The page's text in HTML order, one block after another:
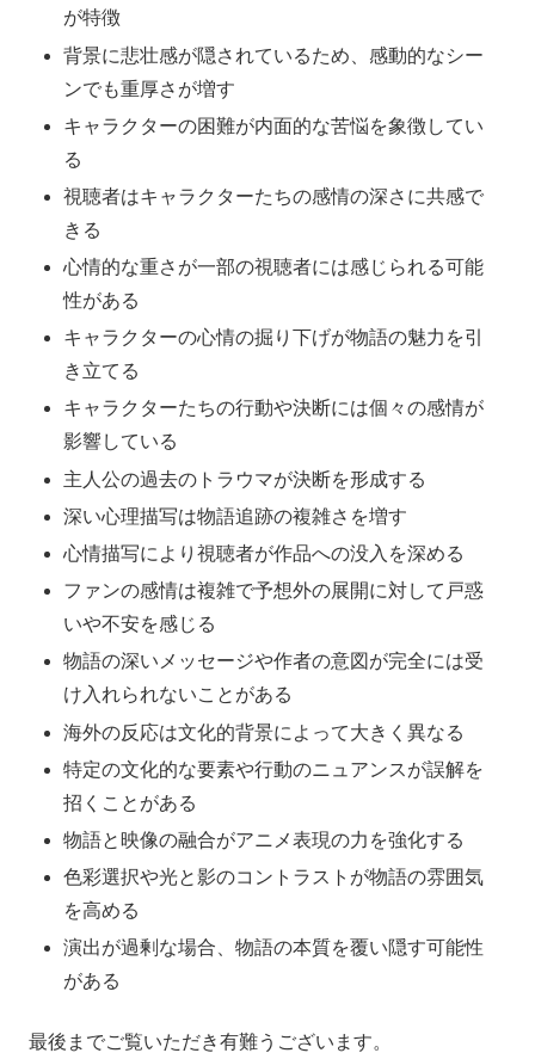
が特徴
背景に悲壮感が隠されているため、感動的なシー
ンでも重厚さが増す
キャラクターの困難が内面的な苦悩を象徴してい
る
視聴者はキャラクターたちの感情の深さに共感で
きる
心情的な重さが一部の視聴者には感じられる可能
性がある
キャラクターの心情の掘り下げが物語の魅力を引
き立てる
キャラクターたちの行動や決断には個々の感情が
影響している
主人公の過去のトラウマが決断を形成する
深い心理描写は物語追跡の複雑さを増す
心情描写により視聴者が作品への没入を深める
ファンの感情は複雑で予想外の展開に対して戸惑
いや不安を感じる
物語の深いメッセージや作者の意図が完全には受
け入れられないことがある
海外の反応は文化的背景によって大きく異なる
特定の文化的な要素や行動のニュアンスが誤解を
招くことがある
物語と映像の融合がアニメ表現の力を強化する
色彩選択や光と影のコントラストが物語の雰囲気
を高める
演出が過剰な場合、物語の本質を覆い隠す可能性
がある
最後までご覧いただき有難うございます。